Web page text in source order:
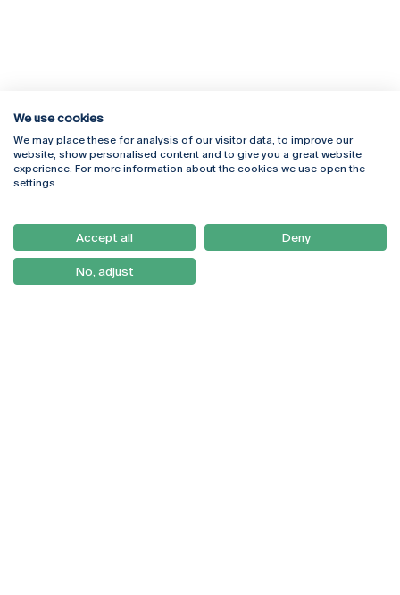
Rua Diogo Botelho 1327
4169-005 Porto
+351 226 196 240
Campus Online
Webmail
Como Chegar
Newsletter
We use cookies
We may place these for analysis of our visitor data, to improve our
website, show personalised content and to give you a great website
experience. For more information about the cookies we use open the
settings.
Accept all Deny
No, adjust